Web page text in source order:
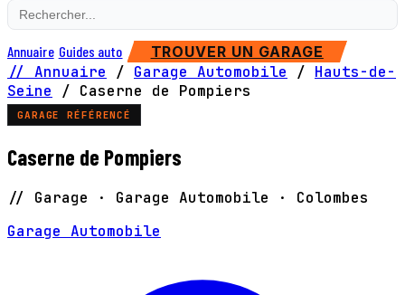
Annuaire Guides auto TROUVER UN GARAGE
// Annuaire / Garage Automobile / Hauts-de-
Seine
/ Caserne de Pompiers
GARAGE RÉFÉRENCÉ
Caserne de Pompiers
// Garage · Garage Automobile · Colombes
Garage Automobile